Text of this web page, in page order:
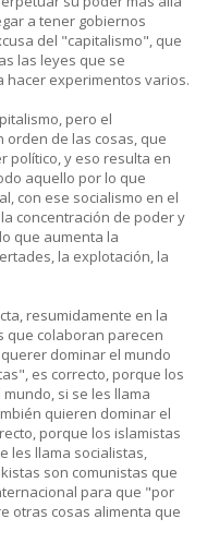
a tener gobiernos
del "capitalismo", que
las leyes que se
hacer experimentos varios.
pero el
orden de las cosas, que
político, y eso resulta en
aquello por lo que
con ese socialismo en el
concentración de poder y
que aumenta la
la explotación, la
resumidamente en la
que colaboran parecen
dominar el mundo
es correcto, porque los
si se les llama
quieren dominar el
porque los islamistas
les llama socialistas,
son comunistas que
para que "por
otras cosas alimenta que